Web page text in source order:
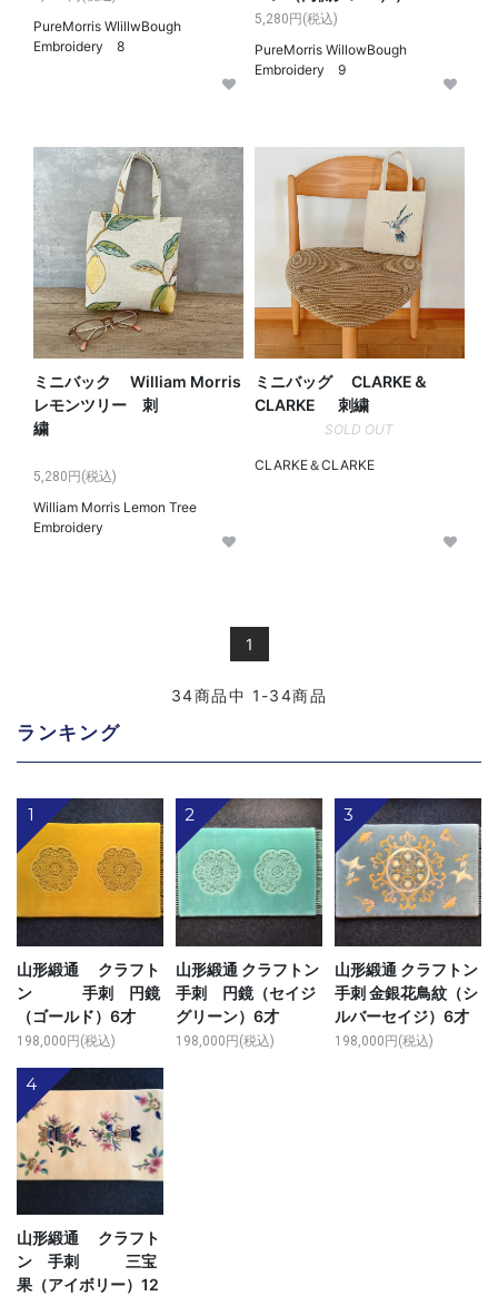
PureMorris WlillwBough
Embroidery 8
5,280円(税込)
PureMorris WillowBough
Embroidery 9
ミニバック William Morris
レモンツリー 刺
繍
5,280円(税込)
William Morris Lemon Tree
Embroidery
ミニバッグ CLARKE＆
CLARKE 刺繍
SOLD OUT
CLARKE＆CLARKE
1
34商品中 1-34商品
ランキング
1
山形緞通 クラフト
ン 手刺 円鏡
（ゴールド）6才
198,000円(税込)
2
山形緞通 クラフトン
手刺 円鏡（セイジ
グリーン）6才
198,000円(税込)
3
山形緞通 クラフトン
手刺 金銀花鳥紋（シ
ルバーセイジ）6才
198,000円(税込)
4
山形緞通 クラフト
ン 手刺 三宝
果（アイボリー）12